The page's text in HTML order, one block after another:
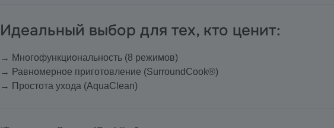
Идеальный выбор для тех, кто ценит:
→ Многофункциональность (8 режимов)
→ Равномерное приготовление (SurroundCook®)
→ Простота ухода (AquaClean)